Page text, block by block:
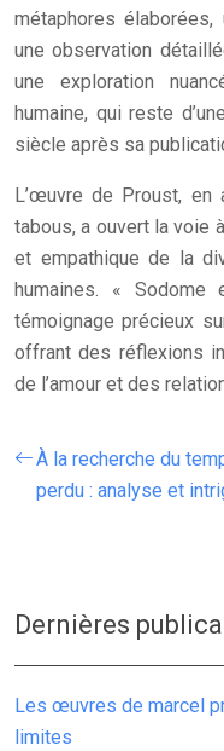
métaphores
une observation
une exploration
humaine, qui reste
siècle après sa
L’œuvre de Proust,
tabous, a ouvert la voie
et empathique de la
humaines. « Sodome
témoignage précieux
offrant des réflexions
de l’amour et des
À la recherche du
perdu : analyse et
Dernières
Les œuvres de marcel
limites